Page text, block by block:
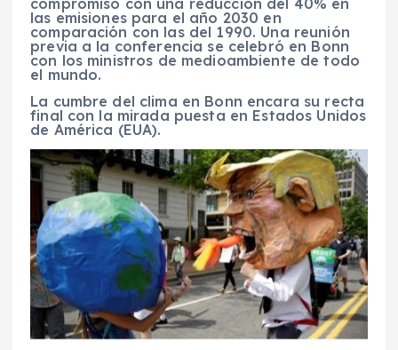
compromiso con una reducción del 40% en
las emisiones para el año 2030 en
comparación con las del 1990. Una reunión
previa a la conferencia se celebró en Bonn
con los ministros de medioambiente de todo
el mundo.
La cumbre del clima en Bonn encara su recta
final con la mirada puesta en Estados Unidos
de América (EUA).